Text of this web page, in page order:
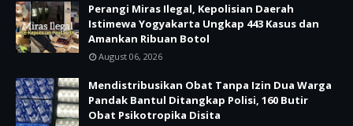
Perangi Miras Ilegal, Kepolisian Daerah
Istimewa Yogyakarta Ungkap 443 Kasus dan
Amankan Ribuan Botol
August 06, 2026
Mendistribusikan Obat Tanpa Izin Dua Warga
Pandak Bantul Ditangkap Polisi, 160 Butir
Obat Psikotropika Disita